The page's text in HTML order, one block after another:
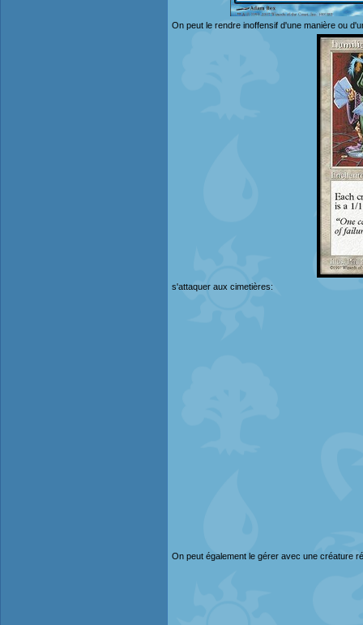
On peut le rendre inoffensif d'une manière ou
s'attaquer aux cimetières:
On peut également le gérer avec une créature